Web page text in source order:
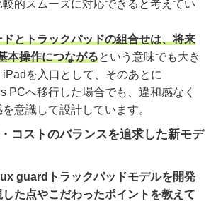
的スムーズに対応できると考えてい
ドとトラックパッドの組合せは、将来
本操作につながるという意味でも大き
を入口として、そのあとに
PCへ移行した場合でも、違和感なく
意識して設計しています。
コストのバランスを追求した新モデ
guardトラックパッドモデルを開発
た点やこだわったポイントを教えて